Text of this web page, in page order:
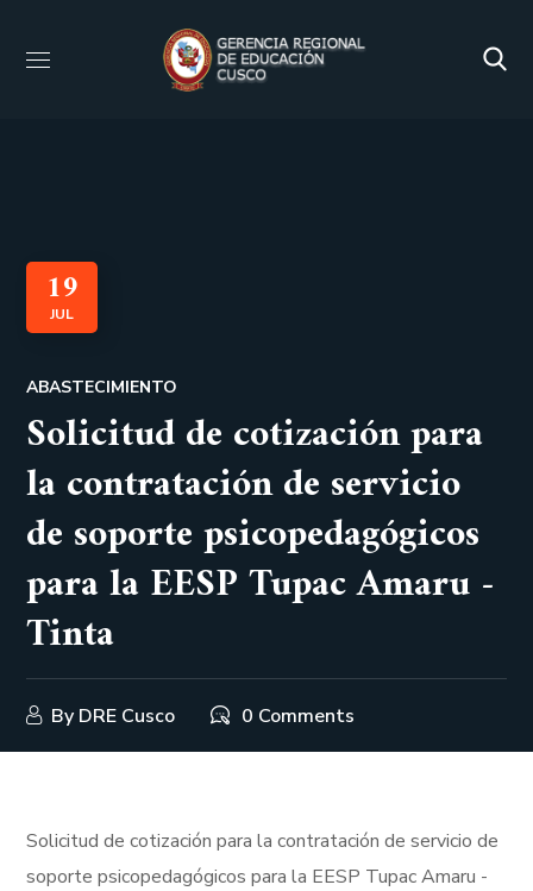
19
JUL
ABASTECIMIENTO
Solicitud de cotización para
la contratación de servicio
de soporte psicopedagógicos
para la EESP Tupac Amaru -
Tinta
By DRE Cusco 0 Comments
Solicitud de cotización para la contratación de servicio de
soporte psicopedagógicos para la EESP Tupac Amaru -